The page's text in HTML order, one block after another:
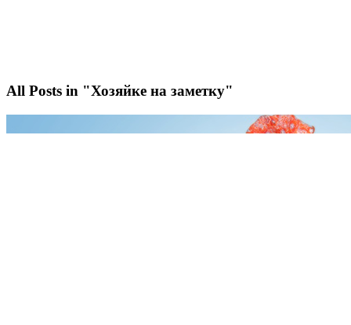
All Posts in "Хозяйке на заметку"